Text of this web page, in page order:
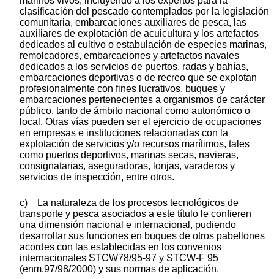
clasificación del pescado contemplados por la legislación
comunitaria, embarcaciones auxiliares de pesca, las
auxiliares de explotación de acuicultura y los artefactos
dedicados al cultivo o estabulación de especies marinas,
remolcadores, embarcaciones y artefactos navales
dedicados a los servicios de puertos, radas y bahías,
embarcaciones deportivas o de recreo que se explotan
profesionalmente con fines lucrativos, buques y
embarcaciones pertenecientes a organismos de carácter
público, tanto de ámbito nacional como autonómico o
local. Otras vías pueden ser el ejercicio de ocupaciones
en empresas e instituciones relacionadas con la
explotación de servicios y/o recursos marítimos, tales
como puertos deportivos, marinas secas, navieras,
consignatarias, aseguradoras, lonjas, varaderos y
servicios de inspección, entre otros.
c) La naturaleza de los procesos tecnológicos de
transporte y pesca asociados a este título le confieren
una dimensión nacional e internacional, pudiendo
desarrollar sus funciones en buques de otros pabellones
acordes con las establecidas en los convenios
internacionales STCW78/95-97 y STCW-F 95
(enm.97/98/2000) y sus normas de aplicación.